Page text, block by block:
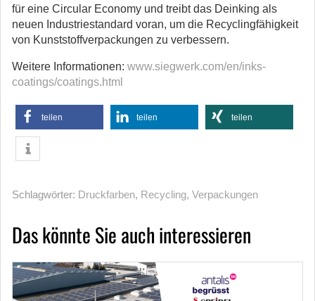
für eine Circular Economy und treibt das Deinking als
neuen Industriestandard voran, um die Recyclingfähigkeit
von Kunststoffverpackungen zu verbessern.
Weitere Informationen: www.siegwerk.com/en/inks-
coatings/coatings.html
teilen teilen teilen
Schlagwörter: Druckfarben, Recycling, Verpackungen
Das könnte Sie auch interessieren